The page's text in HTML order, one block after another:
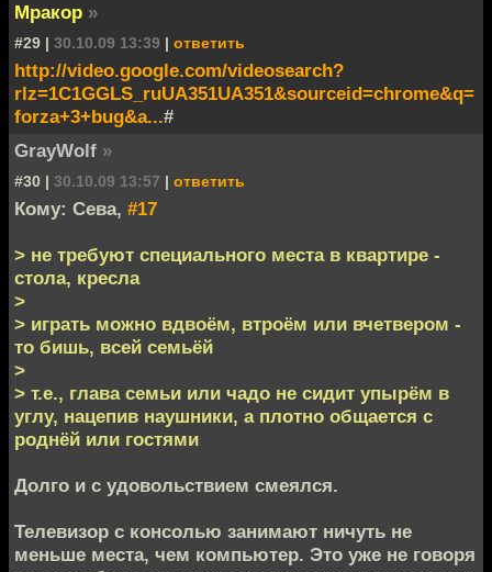
Мракор »
#29 | 30.10.09 13:39 | ответить
http://video.google.com/videosearch?
rlz=1C1GGLS_ruUA351UA351&sourceid=chrome&q=
forza+3+bug&a...#
GrayWolf »
#30 | 30.10.09 13:57 | ответить
Кому: Сева, #17
> не требуют специального места в квартире -
стола, кресла
>
> играть можно вдвоём, втроём или вчетвером -
то бишь, всей семьёй
>
> т.е., глава семьи или чадо не сидит упырём в
углу, нацепив наушники, а плотно общается с
роднёй или гостями
Долго и с удовольствием смеялся.
Телевизор с консолью занимают ничуть не
меньше места, чем компьютер. Это уже не говоря